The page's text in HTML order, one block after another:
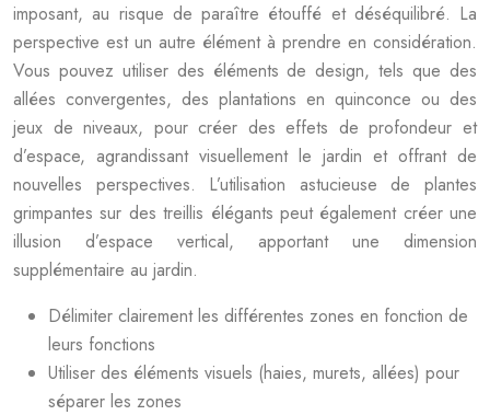
imposant, au risque de paraître étouffé et déséquilibré. La
perspective est un autre élément à prendre en considération.
Vous pouvez utiliser des éléments de design, tels que des
allées convergentes, des plantations en quinconce ou des
jeux de niveaux, pour créer des effets de profondeur et
d’espace, agrandissant visuellement le jardin et offrant de
nouvelles perspectives. L’utilisation astucieuse de plantes
grimpantes sur des treillis élégants peut également créer une
illusion d’espace vertical, apportant une dimension
supplémentaire au jardin.
Délimiter clairement les différentes zones en fonction de
leurs fonctions
Utiliser des éléments visuels (haies, murets, allées) pour
séparer les zones